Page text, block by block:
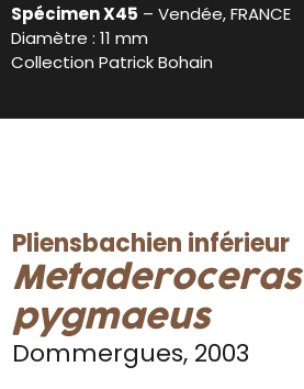
Spécimen X45 – Vendée, FRANCE
Diamètre : 11 mm
Collection Patrick Bohain
Pliensbachien inférieur
Metaderoceras
pygmaeus
Dommergues, 2003